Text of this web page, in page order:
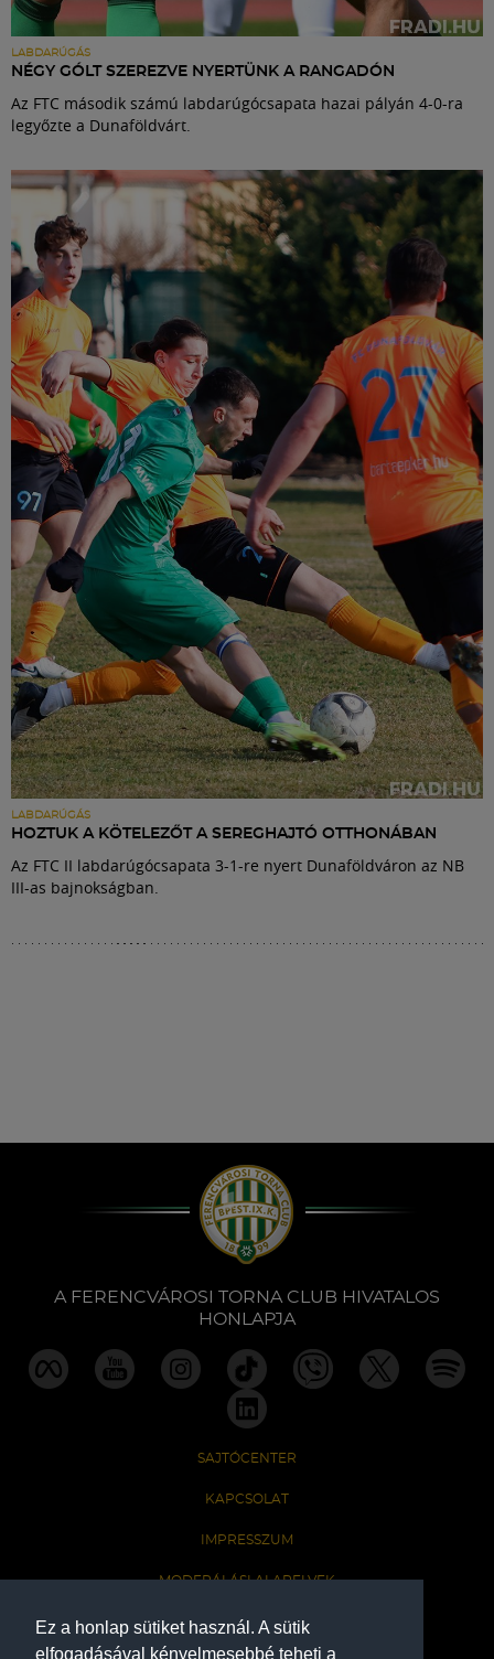
Ez a honlap sütiket használ. A sütik
elfogadásával kényelmesebbé teheti a
LABDARÚGÁS
NÉGY GÓLT SZEREZVE NYERTÜNK A RANGADÓN
Az FTC második számú labdarúgócsapata hazai pályán 4-0-ra
legyőzte a Dunaföldvárt.
LABDARÚGÁS
HOZTUK A KÖTELEZŐT A SEREGHAJTÓ OTTHONÁBAN
Az FTC II labdarúgócsapata 3-1-re nyert Dunaföldváron az NB
III-as bajnokságban.
A FERENCVÁROSI TORNA CLUB HIVATALOS
HONLAPJA
SAJTÓCENTER
KAPCSOLAT
IMPRESSZUM
MODERÁLÁSI ALAPELVEK
HONLAP ADATKEZELÉSI TÁJÉKOZTATÓ
Shop
Közösség
Múzeum
English